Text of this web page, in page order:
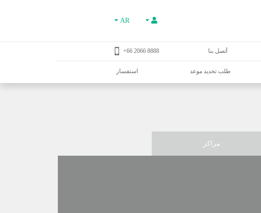
AR
أتصل بنا 8888 2066 66+
طلب تحديد موعد استفسار
مراكز